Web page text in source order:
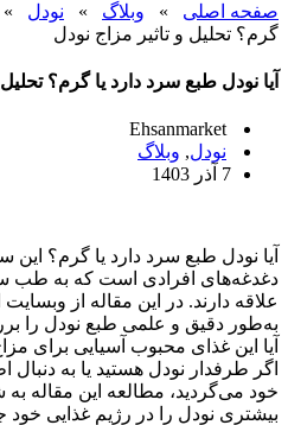
صفحه اصلی » وبلاگ » نودل »
گرم؟ تحلیل و تاثیر مزاج نودل
آیا نودل طبع سرد دارد یا گرم؟
نودل, وبلاگ
7 آذر 1403
آیا نودل طبع سرد دارد یا گرم؟ این
دغدغه‌های افرادی است که به طب
علاقه دارند. در این مقاله از
به‌طور دقیق و علمی طبع نودل را
آیا این غذای محبوب آسیایی برای
اگر طرفدار نودل هستید یا به دنبال
خود می‌گردید، مطالعه این مقاله
بیشتری نودل را در رژیم غذایی خود